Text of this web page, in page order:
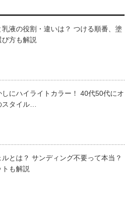
ズはナプラが自信を持っておすす
。ボトルのデザインもとてもシン
手に取りやすいというのもエヌ
でも安心して使用することができ
みやすく、髪へも上質な効果をも
トシリーズを一度美容室で試して
るボタニカルリフレッシャー
有のにおいのストレスも感じま
る潤い効果で、カラー後の髪
す。
プラ
乳液の役割・違いは？ つける順番、塗
び方も解説
しにハイライトカラー！ 40代50代にオ
スタイル…
とは？ サンディング不要って本当？
も解説